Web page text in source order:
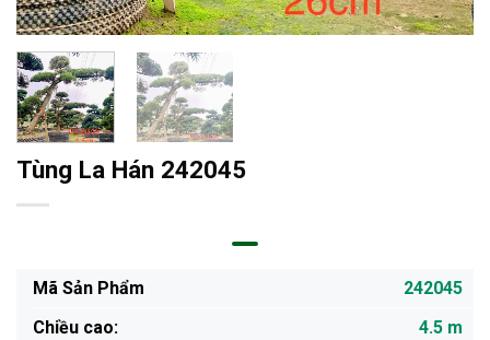
Tùng La Hán 242045
Mã Sản Phẩm
242045
Chiều cao:
4.5 m